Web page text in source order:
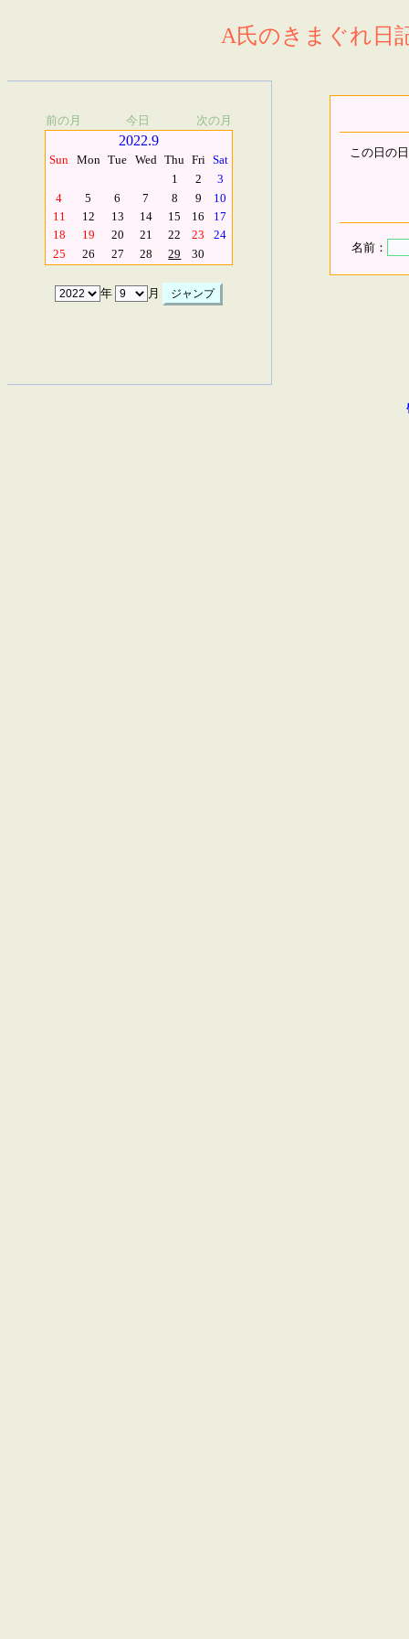
A氏のきまぐれ日
前の月 今日 次の月
2022.9
Sun Mon Tue Wed Thu Fri Sat
1
2
3
4
5 6 7 8 9
10
11
12 13 14 15 16
17
18
19 20 21 22 23
24
25
26 27 28 29 30
年 月
この日の
名前：